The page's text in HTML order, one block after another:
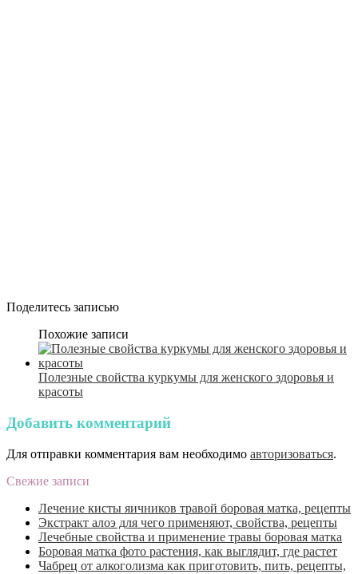
Поделитесь записью
Похожие записи
Полезные свойства куркумы для женского здоровья и
красоты
Добавить комментарий
Для отправки комментария вам необходимо авторизоваться.
Свежие записи
Лечение кисты яичников травой боровая матка, рецепты
Экстракт алоэ для чего применяют, свойства, рецепты
Лечебные свойства и применение травы боровая матка
Боровая матка фото растения, как выглядит, где растет
Чабрец от алкоголизма как приготовить, пить, рецепты,